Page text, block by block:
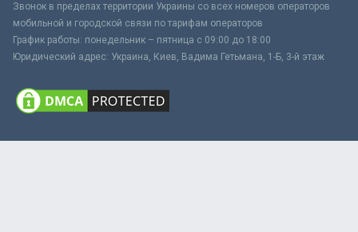
Звонок в пределах территории Украины со всех номеров операторов
мобильной и городской связи по тарифам операторов
График работы: понедельник – пятница с 09:00 до 18:00
Юридический адрес: Украина, Киев, Вадима Гетьмана, 1-Б, 3-й этаж